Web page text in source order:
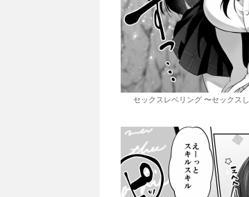
セックスレベリング 〜セックス